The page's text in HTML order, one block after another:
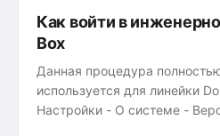
Как войти в инженерное меню
Box
Данная процедура
используется для линейки
Настройки - О системе -